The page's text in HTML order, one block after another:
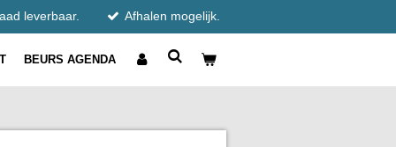
leverbaar. Afhalen mogelijk.
BEURS AGENDA